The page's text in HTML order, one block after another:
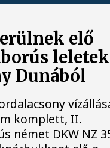
elő
Dunából
komplett, II.
német DKW NZ